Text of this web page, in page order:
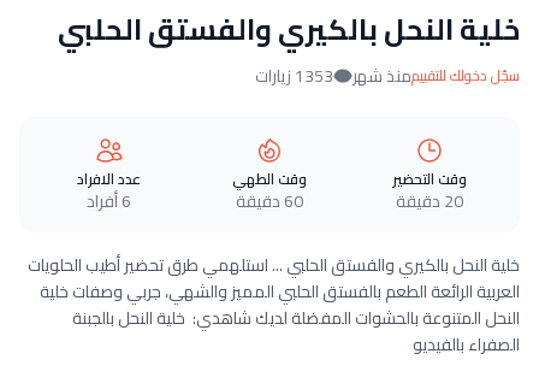
خلية النحل بالكيري والفستق الحلبي
سجّل دخولك للتقييممنذ شهر 1353 زيارات
وقت التحضير
20 دقيقة
وقت الطهي
60 دقيقة
عدد الافراد
6 أفراد
خلية النحل بالكيري والفستق الحلبي ... استلهمي طرق تحضير أطيب الحلويات
العربية الرائعة الطعم بالفستق الحلبي المميز والشهي، جربي وصفات خلية
النحل المتنوعة بالحشوات المفضلة لديك شاهدي: خلية النحل بالجبنة
الصفراء بالفيديو